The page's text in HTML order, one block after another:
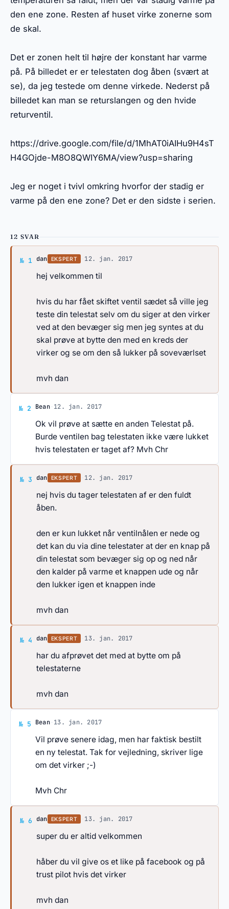
den ene zone. Resten af huset virke zonerne som
de skal.
Det er zonen helt til højre der konstant har varme
på. På billedet er er telestaten dog åben (svært at
se), da jeg testede om denne virkede. Nederst på
billedet kan man se returslangen og den hvide
returventil.
https://drive.google.com/file/d/1MhAT0iAIHu9H4sT
H4GOjde-M8O8QWIY6MA/view?usp=sharing
Jeg er noget i tvivl omkring hvorfor der stadig er
varme på den ene zone? Det er den sidste i serien.
12 SVAR
№ 1 Svar af dan
dan EKSPERT 12. jan. 2017
hej velkommen til
hvis du har fået skiftet ventil sædet så ville jeg
teste din telestat selv om du siger at den virker
ved at den bevæger sig men jeg syntes at du
skal prøve at bytte den med en kreds der
virker og se om den så lukker på soveværlset
mvh dan
№ 2 Svar af Bean
Bean· 12. jan. 2017
Ok vil prøve at sætte en anden Telestat på.
Burde ventilen bag telestaten ikke være lukket
hvis telestaten er taget af? Mvh Chr
№ 3 Svar af dan
dan EKSPERT 12. jan. 2017
nej hvis du tager telestaten af er den fuldt
åben.
den er kun lukket når ventilnålen er nede og
det kan du via dine telestater at der en knap på
din telestat som bevæger sig op og ned når
den kalder på varme et knappen ude og når
den lukker igen et knappen inde
mvh dan
№ 4 Svar af dan
dan EKSPERT 13. jan. 2017
har du afprøvet det med at bytte om på
telestaterne
mvh dan
№ 5 Svar af Bean
Bean· 13. jan. 2017
Vil prøve senere idag, men har faktisk bestilt
en ny telestat. Tak for vejledning, skriver lige
om det virker ;-)
Mvh Chr
№ 6 Svar af dan
dan EKSPERT 13. jan. 2017
super du er altid velkommen
håber du vil give os et like på facebook og på
trust pilot hvis det virker
mvh dan